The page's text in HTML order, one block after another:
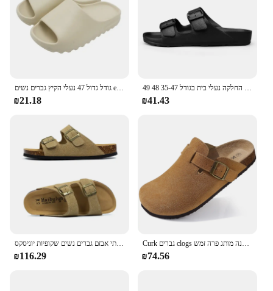
גודל גדול 47 נעלי הקיץ גברים נשים eva תחתון רך מקורה בבית מגלשות סנדלים אור נעלי בית זכר נעלי בית כפכפים כפכפים כפכפים
₪21.18
קיץ רך מתכווננת נעלי בית לגברים שטוחים בה נעלי בית קלות משקל נגד החלקה נעלי בית בגודל 35-47 48 49 dropshipping
₪41.43
נעלי גברים 2024 חיצוני מקורה באיכות גבוהה אופנה מזדמנים קלאסי שתי אבזם גברים נשים שקופיות יוניסקס
₪116.29
Curk גברים clogs נעלי אופנה מותג פרה זמש clogs עור פקק footbed גברים mules
₪74.56